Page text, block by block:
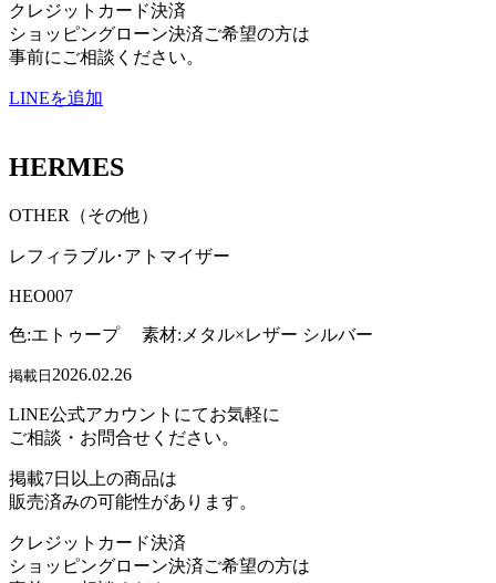
クレジットカード決済
ショッピングローン決済ご希望の方は
事前にご相談ください。
LINEを追加
HERMES
OTHER（その他）
レフィラブル･アトマイザー
HEO007
色:エトゥープ 素材:メタル×レザー シルバー
掲載日 2026.02.26
LINE公式アカウントにてお気軽に
ご相談・お問合せください。
掲載7日以上の商品は
販売済みの可能性があります。
クレジットカード決済
ショッピングローン決済ご希望の方は